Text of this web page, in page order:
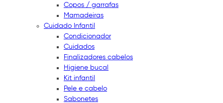
Copos / garrafas
Mamadeiras
Cuidado Infantil
Condicionador
Cuidados
Finalizadores cabelos
Higiene bucal
Kit infantil
Pele e cabelo
Sabonetes